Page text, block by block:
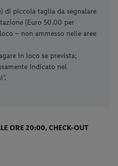
di piccola taglia da segnalare
(Euro 50.00 per
– non ammesso nelle aree
in loco se prevista;
indicato nel
ORE 20:00, CHECK-OUT